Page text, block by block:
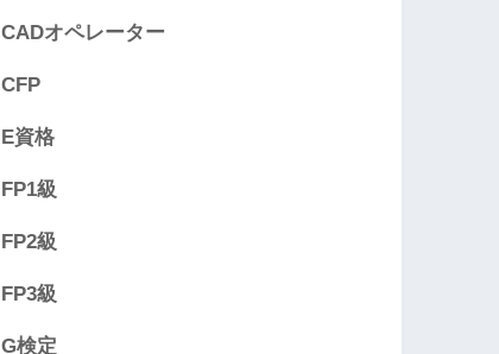
CADオペレーター
CFP
E資格
FP1級
FP2級
FP3級
G検定